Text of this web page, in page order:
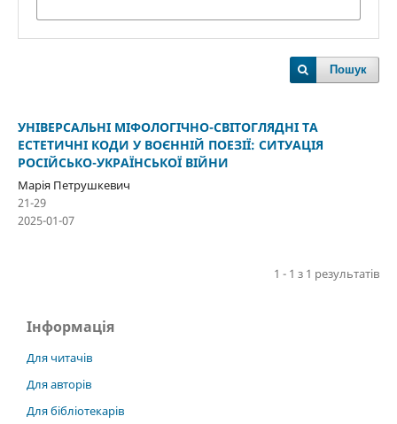
Пошук
УНІВЕРСАЛЬНІ МІФОЛОГІЧНО-СВІТОГЛЯДНІ ТА
ЕСТЕТИЧНІ КОДИ У ВОЄННІЙ ПОЕЗІЇ: СИТУАЦІЯ
РОСІЙСЬКО-УКРАЇНСЬКОЇ ВІЙНИ
Марія Петрушкевич
21-29
2025-01-07
1 - 1 з 1 результатів
Інформація
Для читачів
Для авторів
Для бібліотекарів